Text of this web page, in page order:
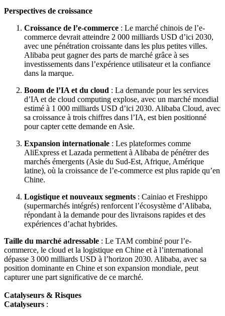
Perspectives de croissance
Croissance de l’e-commerce : Le marché chinois de l’e-
commerce devrait atteindre 2 000 milliards USD d’ici 2030,
avec une pénétration croissante dans les plus petites villes.
Alibaba peut gagner des parts de marché grâce à ses
investissements dans l’expérience utilisateur et la confiance
dans la marque.
Boom de l’IA et du cloud : La demande pour les services
d’IA et de cloud computing explose, avec un marché mondial
estimé à 1 000 milliards USD d’ici 2030. Alibaba Cloud, avec
sa croissance à trois chiffres dans l’IA, est bien positionné
pour capter cette demande en Asie.
Expansion internationale : Les plateformes comme
AliExpress et Lazada permettent à Alibaba de pénétrer des
marchés émergents (Asie du Sud-Est, Afrique, Amérique
latine), où la croissance de l’e-commerce est plus rapide qu’en
Chine.
Logistique et nouveaux segments : Cainiao et Freshippo
(supermarchés intégrés) renforcent l’écosystème d’Alibaba,
répondant à la demande pour des livraisons rapides et des
expériences d’achat hybrides.
Taille du marché adressable : Le TAM combiné pour l’e-
commerce, le cloud et la logistique en Chine et à l’international
dépasse 3 000 milliards USD à l’horizon 2030. Alibaba, avec sa
position dominante en Chine et son expansion mondiale, peut
capturer une part significative de ce marché.
Catalyseurs & Risques
Catalyseurs :